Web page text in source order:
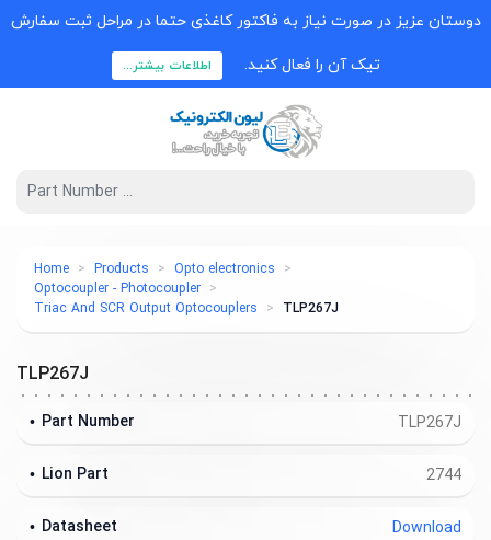
دوستان عزیز در صورت نیاز به فاکتور کاغذی حتما در مراحل ثبت سفارش
تیک آن را فعال کنید. اطلاعات بیشتر...
Home Products
Opto electronics
Optocoupler - Photocoupler
Triac And SCR Output Optocouplers
TLP267J
TLP267J
TLP267J
Part Number
2744
Lion Part
Download
Datasheet